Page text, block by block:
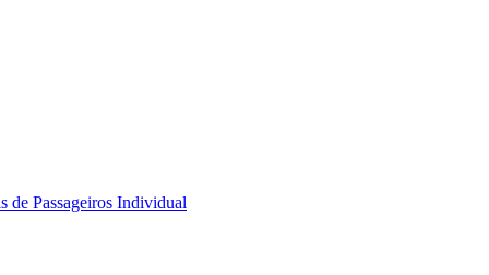
de Passageiros Individual